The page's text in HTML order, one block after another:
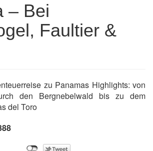
– Bei
Faultier &
zu Panamas Highlights: von
den Bergnebelwald bis zu dem
del Toro